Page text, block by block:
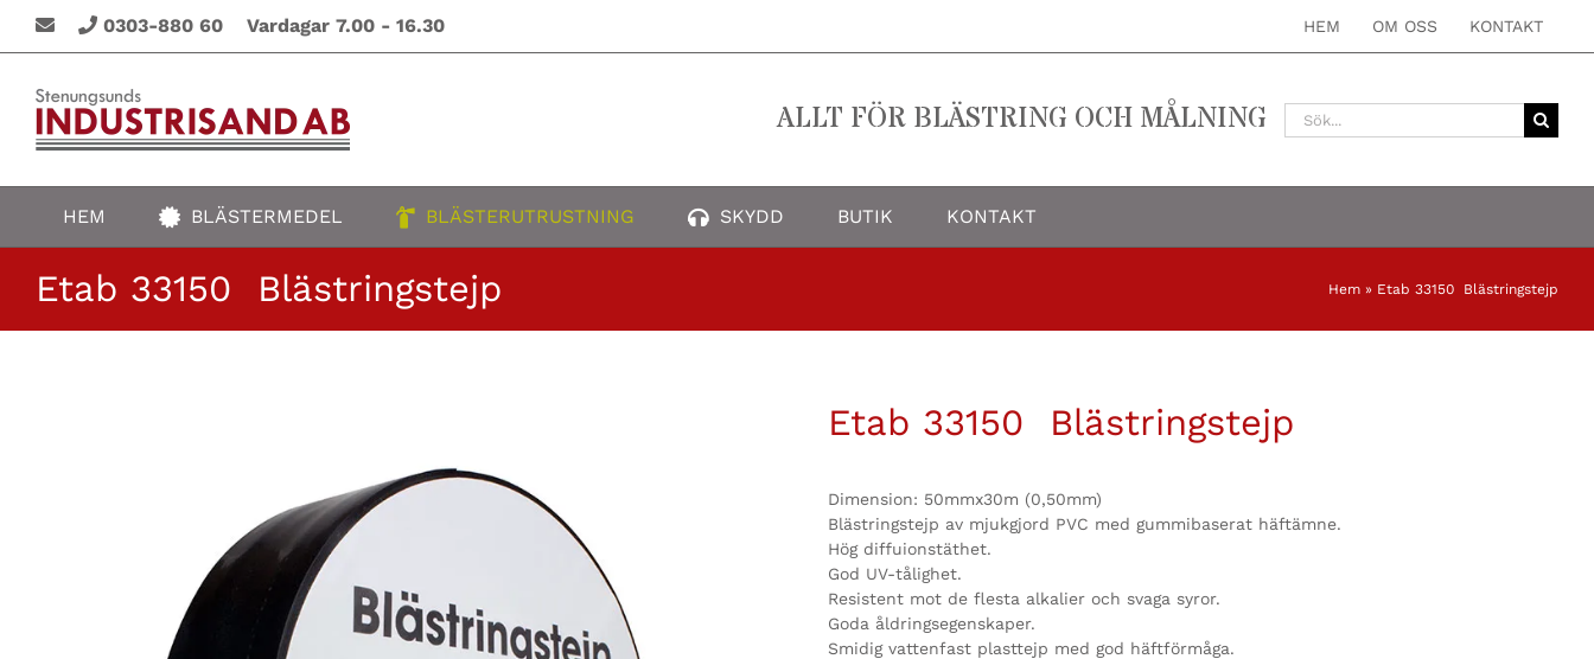
0303-880 60 Vardagar 7.00 - 16.30 HEM OM OSS KONTAKT
ALLT FÖR BLÄSTRING OCH MÅLNING
Sök
efter:
HEM BLÄSTERMEDEL BLÄSTERUTRUSTNING SKYDD BUTIK KONTAKT
Etab 33150 Blästringstejp Hem » Etab 33150 Blästringstejp
Etab 33150 Blästringstejp
Dimension: 50mmx30m (0,50mm)
Blästringstejp av mjukgjord PVC med gummibaserat häftämne.
Hög diffuionstäthet.
God UV-tålighet.
Resistent mot de flesta alkalier och svaga syror.
Goda åldringsegenskaper.
Smidig vattenfast plasttejp med god häftförmåga.